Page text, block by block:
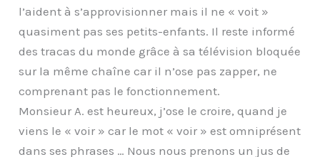
l’aident à s’approvisionner mais il ne « voit »
quasiment pas ses petits-enfants. Il reste informé
des tracas du monde grâce à sa télévision bloquée
sur la même chaîne car il n’ose pas zapper, ne
comprenant pas le fonctionnement.
Monsieur A. est heureux, j’ose le croire, quand je
viens le « voir » car le mot « voir » est omniprésent
dans ses phrases … Nous nous prenons un jus de